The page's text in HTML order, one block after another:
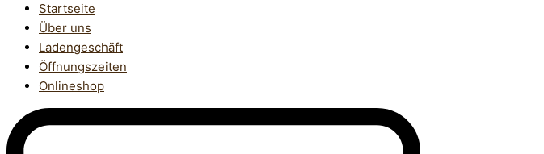
Startseite
Über uns
Ladengeschäft
Öffnungszeiten
Onlineshop